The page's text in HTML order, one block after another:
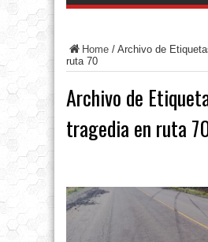
Home / Archivo de
ruta 70
Archivo de
tragedia en ruta